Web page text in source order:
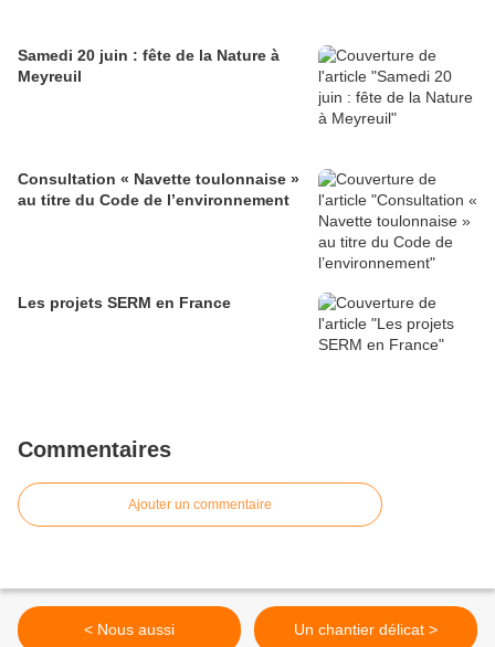
Samedi 20 juin : fête de la Nature à
Meyreuil
Consultation « Navette toulonnaise »
au titre du Code de l’environnement
Les projets SERM en France
Commentaires
Ajouter un commentaire
< Nous aussi Un chantier délicat >